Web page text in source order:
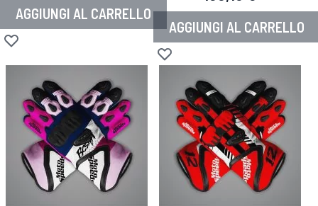
AGGIUNGI AL CARRELLO
Aggiungi alla lista desideri
AGGIUNGI AL CARRELLO
Aggiungi alla lista desideri